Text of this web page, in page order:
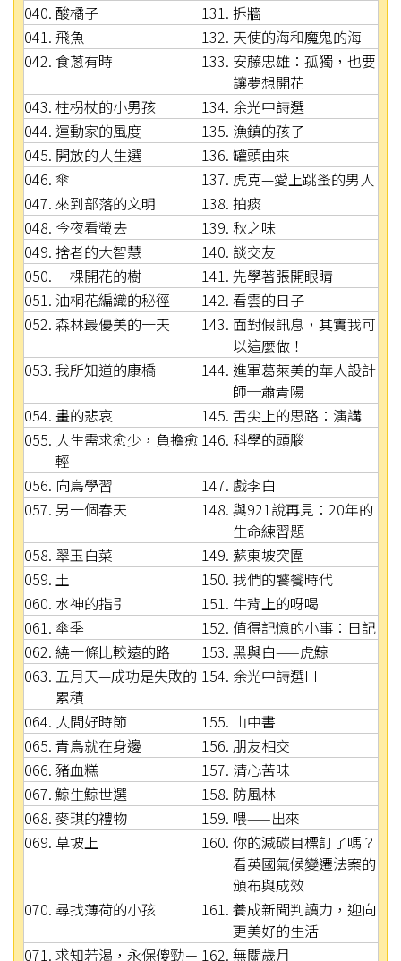
040. 酸橘子
131. 拆牆
041. 飛魚
132. 天使的海和魔鬼的海
042. 食蔥有時
133. 安藤忠雄：孤獨，也要
讓夢想開花
043. 柱枴杖的小男孩
134. 余光中詩選
044. 運動家的風度
135. 漁鎮的孩子
045. 開放的人生選
136. 罐頭由來
046. 傘
137. 虎克—愛上跳蚤的男人
047. 來到部落的文明
138. 拍痰
048. 今夜看螢去
139. 秋之味
049. 捨者的大智慧
140. 談交友
050. 一棵開花的樹
141. 先學著張開眼睛
051. 油桐花編織的秘徑
142. 看雲的日子
052. 森林最優美的一天
143. 面對假訊息，其實我可
以這麼做！
053. 我所知道的康橋
144. 進軍葛萊美的華人設計
師─蕭青陽
054. 畫的悲哀
145. 舌尖上的思路：演講
055. 人生需求愈少，負擔愈
輕
146. 科學的頭腦
056. 向鳥學習
147. 戲李白
057. 另一個春天
148. 與921說再見：20年的
生命練習題
058. 翠玉白菜
149. 蘇東坡突圍
059. 土
150. 我們的饕餮時代
060. 水神的指引
151. 牛背上的呀喝
061. 傘季
152. 值得記憶的小事：日記
062. 繞一條比較遠的路
153. 黑與白——虎鯨
063. 五月天—成功是失敗的
累積
154. 余光中詩選III
064. 人間好時節
155. 山中書
065. 青鳥就在身邊
156. 朋友相交
066. 豬血糕
157. 清心苦味
067. 鯨生鯨世選
158. 防風林
068. 麥琪的禮物
159. 喂——出來
069. 草坡上
160. 你的減碳目標訂了嗎？
看英國氣候變遷法案的
頒布與成效
070. 尋找薄荷的小孩
161. 養成新聞判讀力，迎向
更美好的生活
071. 求知若渴，永保傻勁－ 162. 無關歲月